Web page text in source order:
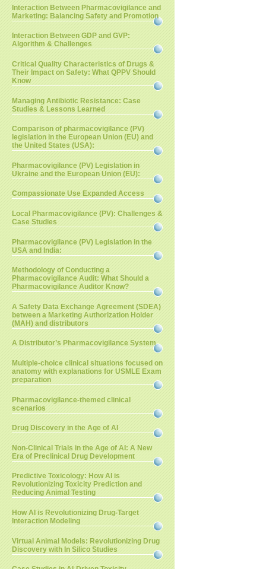
Interaction Between Pharmacovigilance and
Marketing: Balancing Safety and Promotion
Interaction Between GDP and GVP:
Algorithm & Challenges
Critical Quality Characteristics of Drugs &
Their Impact on Safety: What QPPV Should
Know
Managing Antibiotic Resistance: Case
Studies & Lessons Learned
Comparison of pharmacovigilance (PV)
legislation in the European Union (EU) and
the United States (USA):
Pharmacovigilance (PV) Legislation in
Ukraine and the European Union (EU):
Compassionate Use Expanded Access
Local Pharmacovigilance (PV): Challenges &
Case Studies
Pharmacovigilance (PV) Legislation in the
USA and India:
Methodology of Conducting a
Pharmacovigilance Audit: What Should a
Pharmacovigilance Auditor Know?
A Safety Data Exchange Agreement (SDEA)
between a Marketing Authorization Holder
(MAH) and distributors
A Distributor’s Pharmacovigilance System
Multiple-choice clinical situations focused on
anatomy with explanations for USMLE Exam
preparation
Pharmacovigilance-themed clinical
scenarios
Drug Discovery in the Age of AI
Non-Clinical Trials in the Age of AI: A New
Era of Preclinical Drug Development
Predictive Toxicology: How AI is
Revolutionizing Toxicity Prediction and
Reducing Animal Testing
How AI is Revolutionizing Drug-Target
Interaction Modeling
Virtual Animal Models: Revolutionizing Drug
Discovery with In Silico Studies